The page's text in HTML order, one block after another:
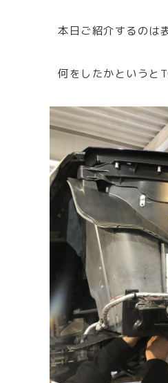
本日ご紹介するのは
何をしたかというと